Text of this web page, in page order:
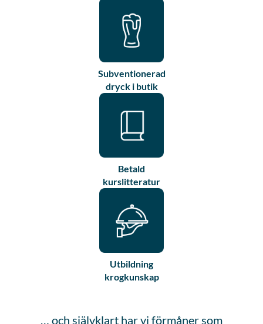
Subventionerad
dryck i butik
Betald
kurslitteratur
Utbildning
krogkunskap
… och självklart har vi förmåner som